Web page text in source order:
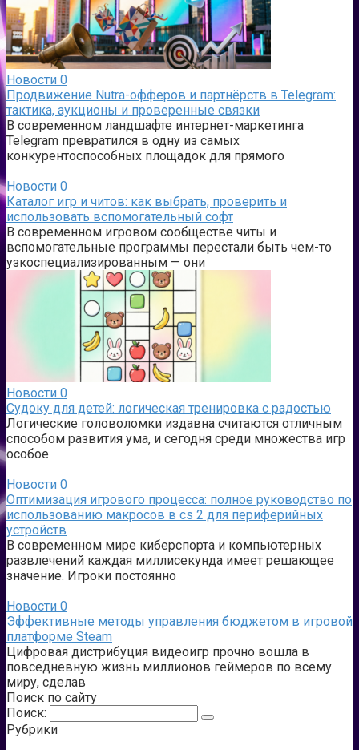
Новости 0
Продвижение Nutra-офферов и партнёрств в Telegram:
тактика, аукционы и проверенные связки
В современном ландшафте интернет-маркетинга
Telegram превратился в одну из самых
конкурентоспособных площадок для прямого
Новости 0
Каталог игр и читов: как выбрать, проверить и
использовать вспомогательный софт
В современном игровом сообществе читы и
вспомогательные программы перестали быть чем-то
узкоспециализированным — они
Новости 0
Судоку для детей: логическая тренировка с радостью
Логические головоломки издавна считаются отличным
способом развития ума, и сегодня среди множества игр
особое
Новости 0
Оптимизация игрового процесса: полное руководство по
использованию макросов в cs 2 для периферийных
устройств
В современном мире киберспорта и компьютерных
развлечений каждая миллисекунда имеет решающее
значение. Игроки постоянно
Новости 0
Эффективные методы управления бюджетом в игровой
платформе Steam
Цифровая дистрибуция видеоигр прочно вошла в
повседневную жизнь миллионов геймеров по всему
миру, сделав
Поиск по сайту
Поиск:
Рубрики